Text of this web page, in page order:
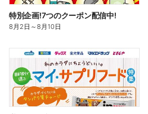
特別企画!7つのクーポン配信中!
8月2日 ～8月10日